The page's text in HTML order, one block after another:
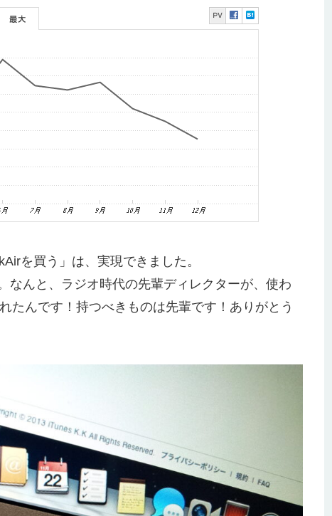
を買う」は、実現できました。
なんと、ラジオ時代の先輩ディレクターが、使わ
たんです！持つべきものは先輩です！ありがとう